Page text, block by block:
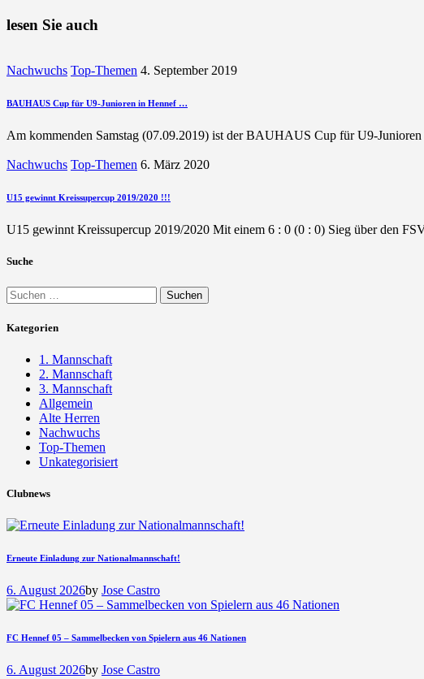
lesen Sie auch
Nachwuchs Top-Themen 4. September 2019
BAUHAUS Cup für U9-Junioren in Hennef …
Am kommenden Samstag (07.09.2019) ist der BAUHAUS Cup für U9-
Nachwuchs Top-Themen 6. März 2020
U15 gewinnt Kreissupercup 2019/2020 !!!
U15 gewinnt Kreissupercup 2019/2020 Mit einem 6 : 0 (0 : 0) Sieg über den
Suche
Suchen
nach:
Kategorien
1. Mannschaft
2. Mannschaft
3. Mannschaft
Allgemein
Alte Herren
Nachwuchs
Top-Themen
Unkategorisiert
Clubnews
Erneute Einladung zur Nationalmannschaft!
6. August 2026by Jose Castro
FC Hennef 05 – Sammelbecken von Spielern aus 46 Nationen
6. August 2026by Jose Castro